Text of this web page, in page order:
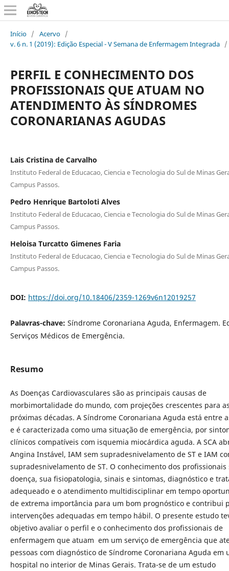
Início / Acervo /
v. 6 n. 1 (2019): Edição Especial - V Semana de Enfermagem Integrada /
PERFIL E CONHECIMENTO DOS
PROFISSIONAIS QUE ATUAM NO
ATENDIMENTO ÀS SÍNDROMES
CORONARIANAS AGUDAS
Lais Cristina de Carvalho
Instituto Federal de Educacao, Ciencia e Tecnologia do Sul de Minas
Campus Passos.
Pedro Henrique Bartoloti Alves
Instituto Federal de Educacao, Ciencia e Tecnologia do Sul de Minas
Campus Passos.
Heloisa Turcatto Gimenes Faria
Instituto Federal de Educacao, Ciencia e Tecnologia do Sul de Minas
Campus Passos.
DOI: https://doi.org/10.18406/2359-1269v6n12019257
Palavras-chave: Síndrome Coronariana Aguda, Enfermagem.
Serviços Médicos de Emergência.
Resumo
As Doenças Cardiovasculares são as principais causas de
morbimortalidade do mundo, com projeções crescentes para
próximas décadas. A Síndrome Coronariana Aguda está entre
e é caracterizada como uma situação de emergência, por
clínicos compatíveis com isquemia miocárdica aguda. A SCA
Angina Instável, IAM sem supradesnivelamento de ST e IAM
supradesnivelamento de ST. O conhecimento dos profissionais
doença, sua fisiopatologia, sinais e sintomas, diagnóstico e
adequeado e o atendimento multidisciplinar em tempo
de extrema importância para um bom prognóstico e contribui
intervenções adequadas em tempo hábil. O presente estudo
objetivo avaliar o perfil e o conhecimento dos profissionais de
enfermagem que atuam em um serviço de emergência que
pessoas com diagnóstico de Síndrome Coronariana Aguda em
hospital no interior de Minas Gerais. Trata-se de um estudo